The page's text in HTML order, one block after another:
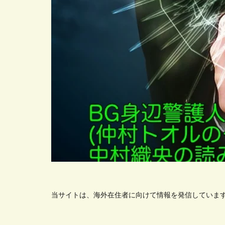
当サイトは、海外在住者に向けて情報を発信していま